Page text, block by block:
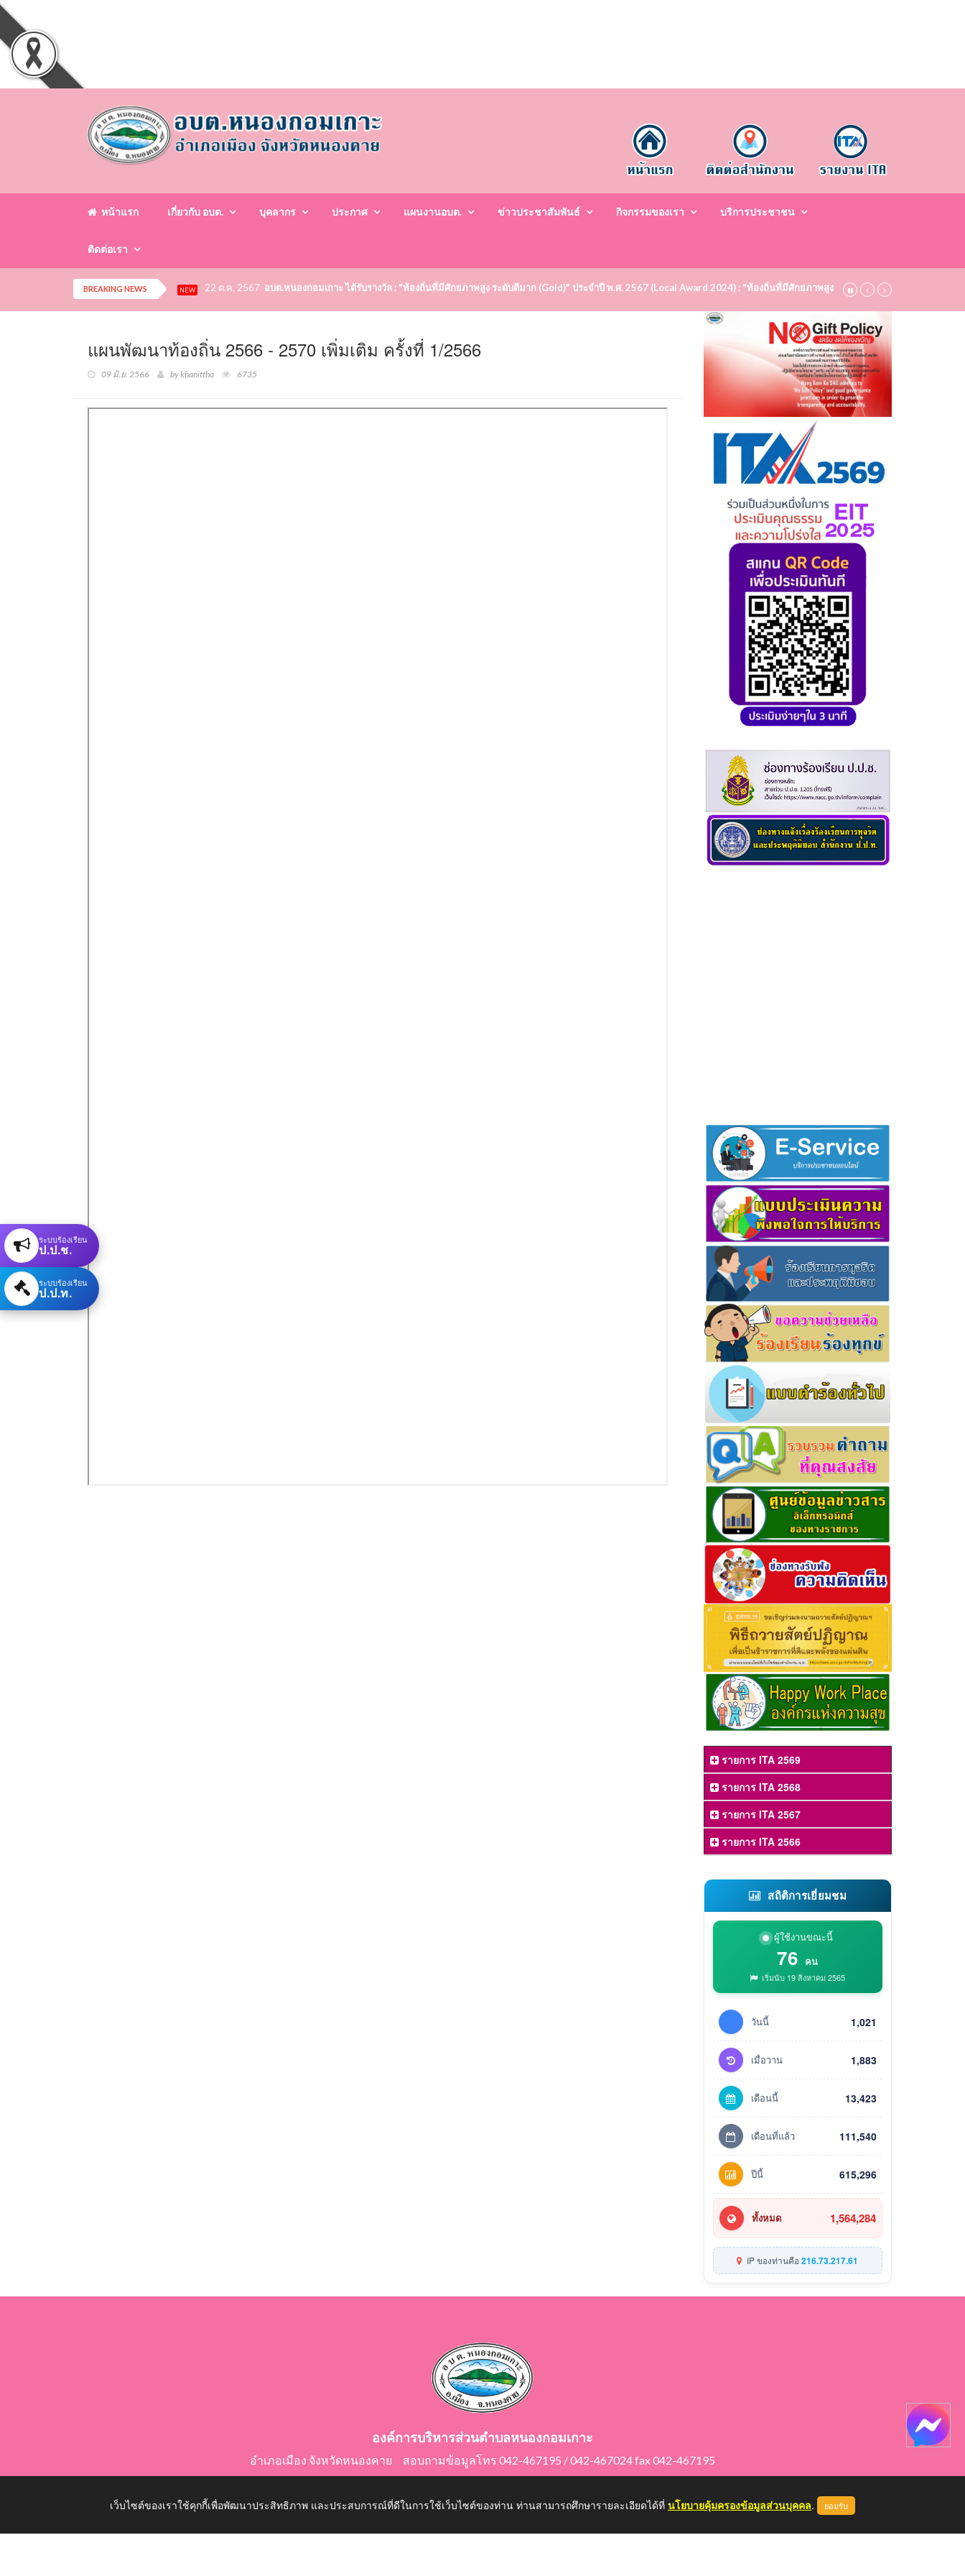
หน้าแรก เกี่ยวกับ อบต. บุคลากร ประกาศ แผนงานอบต. ข่าวประชาสัมพันธ์ กิจกรรมของเรา บริการประชาชน
ติดต่อเรา
BREAKING NEWS NEW 22 ต.ค. 2567 อบต.หนองกอมเกาะ ได้รับรางวัล : "ท้องถิ่นที่มีศักยภาพสูง ระดับดีมาก (Gold)" ประจำปี พ.ศ. 2567 (Local Award 2024) : "ท้องถิ่นที่มีศักยภาพสูง ระดับชมเชย (Bronze)" ประจำ
แผนพัฒนาท้องถิ่น 2566 - 2570 เพิ่มเติม ครั้งที่ 1/2566
09 มิ.ย. 2566 by khanittha 6735
รายการ ITA 2569
รายการ ITA 2568
รายการ ITA 2567
รายการ ITA 2566
สถิติการเยี่ยมชม
ผู้ใช้งานขณะนี้
76 คน
เริ่มนับ 19 สิงหาคม 2565
วันนี้ 1,021
เมื่อวาน 1,883
เดือนนี้ 13,423
เดือนที่แล้ว 111,540
ปีนี้ 615,296
ทั้งหมด 1,564,284
IP ของท่านคือ216.73.217.61
องค์การบริหารส่วนตำบลหนองกอมเกาะ
อำเภอเมือง จังหวัดหนองคาย สอบถามข้อมูลโทร 042-467195 / 042-467024 fax 042-467195
ระบบร้องเรียน
ป.ป.ช.
ระบบร้องเรียน
ป.ป.ท.
เว็บไซต์ของเราใช้คุกกี้เพื่อพัฒนาประสิทธิภาพ และประสบการณ์ที่ดีในการใช้เว็บไซต์ของท่าน ท่านสามารถศึกษารายละเอียดได้ที่ นโยบายคุ้มครองข้อมูลส่วนบุคคล. ยอมรับ